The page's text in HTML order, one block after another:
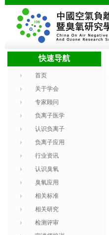
快速导航
首页
关于学会
专家顾问
负离子医学
认识负离子
负离子应用
行业资讯
认识臭氧
臭氧应用
相关标准
相关研究
检测评审